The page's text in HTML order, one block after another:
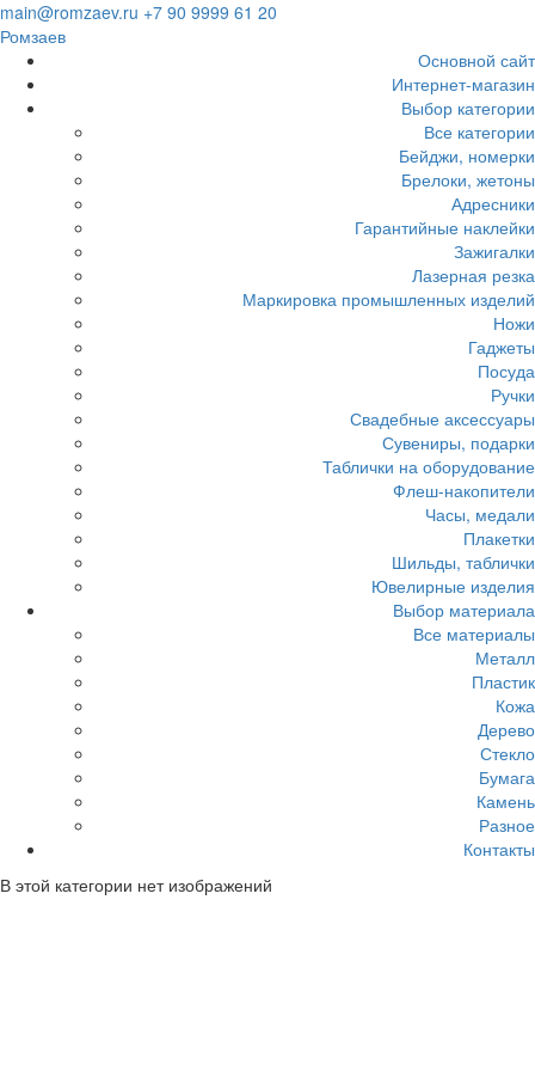
Загрузка...
main@romzaev.ru +7 90 9999 61 20
Ромзаев
Основной сайт
Интернет-магазин
Выбор категории
Все категории
Бейджи, номерки
Брелоки, жетоны
Адресники
Гарантийные наклейки
Зажигалки
Лазерная резка
Маркировка промышленных изделий
Ножи
Гаджеты
Посуда
Ручки
Свадебные аксессуары
Сувениры, подарки
Таблички на оборудование
Флеш-накопители
Часы, медали
Плакетки
Шильды, таблички
Ювелирные изделия
Выбор материала
Все материалы
Металл
Пластик
Кожа
Дерево
Стекло
Бумага
Камень
Разное
Контакты
В этой категории нет изображений